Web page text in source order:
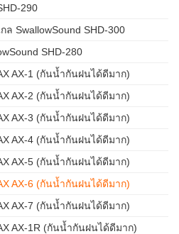
290
ล SwallowSound SHD-300
SHD-280
AX-1 (กันน้ำกันฝนได้ดีมาก)
AX-2 (กันน้ำกันฝนได้ดีมาก)
AX-3 (กันน้ำกันฝนได้ดีมาก)
AX-4 (กันน้ำกันฝนได้ดีมาก)
AX-5 (กันน้ำกันฝนได้ดีมาก)
AX-6 (กันน้ำกันฝนได้ดีมาก)
AX-7 (กันน้ำกันฝนได้ดีมาก)
AX-1R (กันน้ำกันฝนได้ดีมาก)